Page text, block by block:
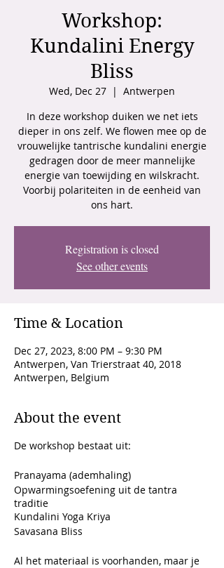
Workshop:
Kundalini Energy
Bliss
Wed, Dec 27
  |
Antwerpen
In deze workshop duiken we net iets
dieper in ons zelf. We flowen mee op de
vrouwelijke tantrische kundalini energie
gedragen door de meer mannelijke
energie van toewijding en wilskracht.
Voorbij polariteiten in de eenheid van
ons hart.
Registration is closed
See other events
Time & Location
Dec 27, 2023, 8:00 PM – 9:30 PM
Antwerpen, Van Trierstraat 40, 2018
Antwerpen, Belgium
About the event
De workshop bestaat uit:
Pranayama (ademhaling)
Opwarmingsoefening uit de tantra
traditie
Kundalini Yoga Kriya
Savasana Bliss
Al het materiaal is voorhanden, maar je